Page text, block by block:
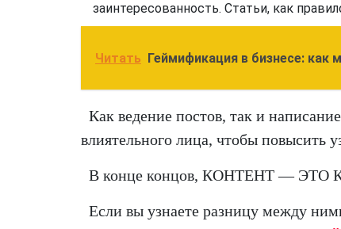
заинтересованность. Статьи, как
Читать Геймификация в бизнесе:
Как ведение постов, так и
влиятельного лица, чтобы повысить
В конце концов, КОНТЕНТ — ЭТО
Если вы узнаете разницу между